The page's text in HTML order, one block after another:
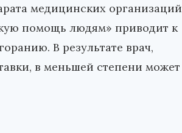
медицинских организаций
помощь людям» приводит к
В результате врач,
в меньшей степени может